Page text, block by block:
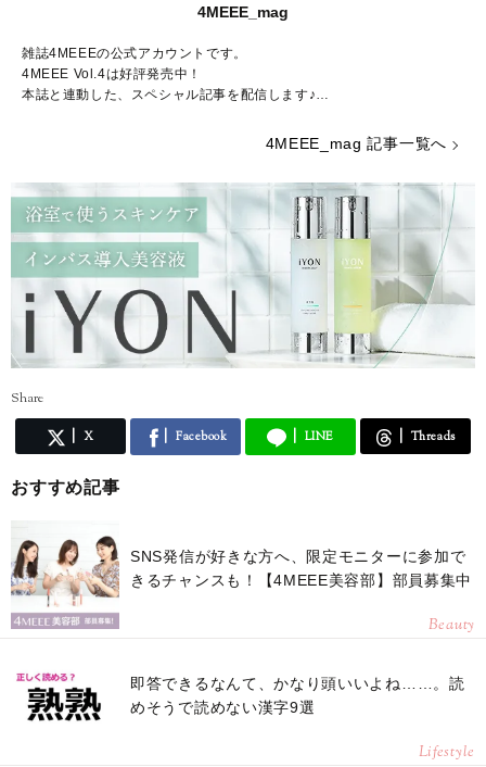
4MEEE_mag
雑誌4MEEEの公式アカウントです。
4MEEE Vol.4は好評発売中！
本誌と連動した、スペシャル記事を配信します♪
https://www.amazon.co.jp/dp/4073
4MEEE_mag 記事一覧へ
Share
X Facebook LINE Threads
おすすめ記事
SNS発信が好きな方へ、限定モニターに参加で
きるチャンスも！【4MEEE美容部】部員募集中
Beauty
即答できるなんて、かなり頭いいよね……。読
めそうで読めない漢字9選
Lifestyle